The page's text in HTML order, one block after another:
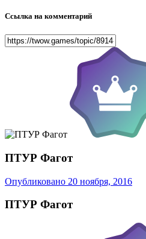
Ссылка на комментарий
ПТУР Фагот
Опубликовано 20 ноября, 2016
ПТУР Фагот